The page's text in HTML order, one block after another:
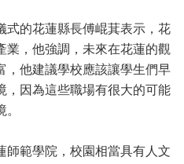
式的花蓮縣長傅崐萁表示，花
業，他強調，未來在花蓮的觀
，他建議學校應該讓學生們早
，因為這些職場有很大的可能
師範學院，校園相當具有人文